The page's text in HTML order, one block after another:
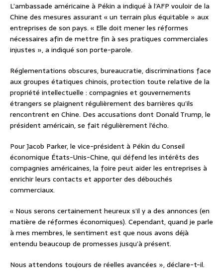
L’ambassade américaine à Pékin a indiqué à l’AFP vouloir de la
Chine des mesures assurant « un terrain plus équitable » aux
entreprises de son pays. « Elle doit mener les réformes
nécessaires afin de mettre fin à ses pratiques commerciales
injustes », a indiqué son porte-parole.
Réglementations obscures, bureaucratie, discriminations face
aux groupes étatiques chinois, protection toute relative de la
propriété intellectuelle : compagnies et gouvernements
étrangers se plaignent régulièrement des barrières qu’ils
rencontrent en Chine. Des accusations dont Donald Trump, le
président américain, se fait régulièrement l’écho.
Pour Jacob Parker, le vice-président à Pékin du Conseil
économique États-Unis-Chine, qui défend les intérêts des
compagnies américaines, la foire peut aider les entreprises à
enrichir leurs contacts et apporter des débouchés
commerciaux.
« Nous serons certainement heureux s’il y a des annonces (en
matière de réformes économiques). Cependant, quand je parle
à mes membres, le sentiment est que nous avons déjà
entendu beaucoup de promesses jusqu’à présent.
Nous attendons toujours de réelles avancées », déclare-t-il.